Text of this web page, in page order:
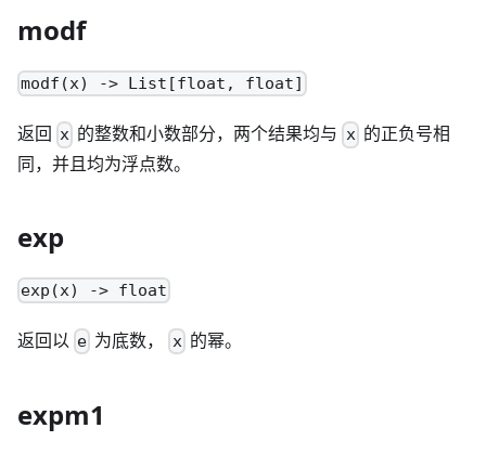
modf
modf(x) -> List[float, float]
返回 x 的整数和小数部分，两个结果均与 x的正负号相
同，并且均为浮点数。
exp
exp(x) -> float
返回以 e 为底数， x的幂。
expm1